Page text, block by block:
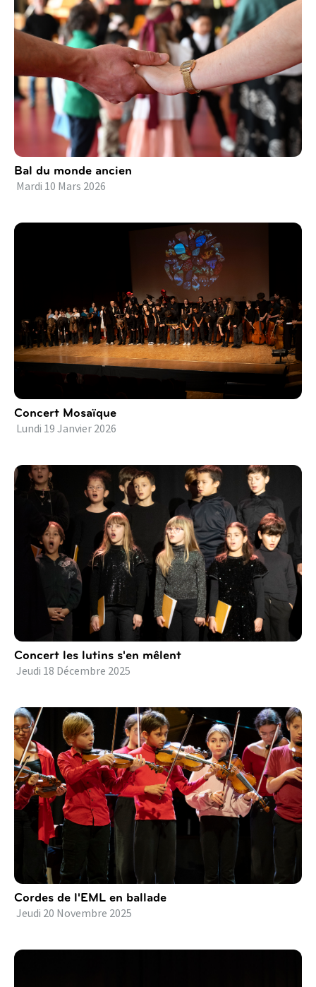
Bal du monde ancien
Mardi 10 Mars 2026
Concert Mosaïque
Lundi 19 Janvier 2026
Concert les lutins s'en mêlent
Jeudi 18 Décembre 2025
Cordes de l'EML en ballade
Jeudi 20 Novembre 2025